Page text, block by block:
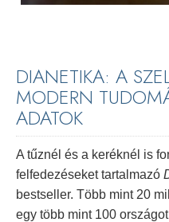
DIANETIKA: A
MODERN
ADATOK
A tűznél és a keréknél is
felfedezéseket tartalmazó
bestseller. Több mint 20
egy több mint 100